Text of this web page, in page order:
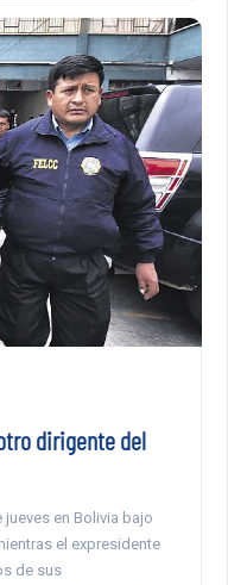
dirigente del
en Bolivia bajo
el expresidente
de sus